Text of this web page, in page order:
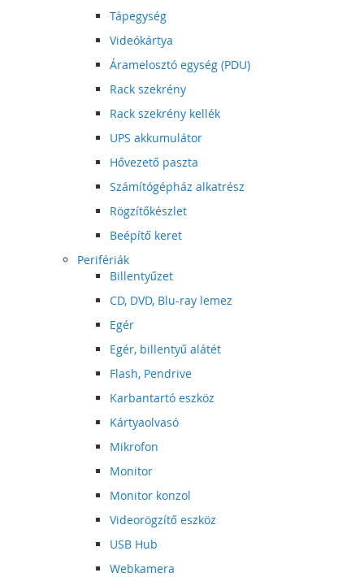
Tápegység
Videókártya
Áramelosztó egység (PDU)
Rack szekrény
Rack szekrény kellék
UPS akkumulátor
Hővezető paszta
Számítógépház alkatrész
Rögzítőkészlet
Beépítő keret
Perifériák
Billentyűzet
CD, DVD, Blu-ray lemez
Egér
Egér, billentyű alátét
Flash, Pendrive
Karbantartó eszköz
Kártyaolvasó
Mikrofon
Monitor
Monitor konzol
Videorögzítő eszköz
USB Hub
Webkamera